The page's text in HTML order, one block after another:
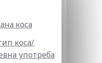
коса
коса/
употреба